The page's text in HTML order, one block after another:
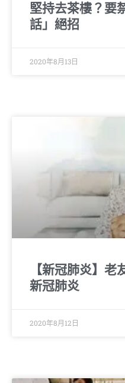
堅持去茶樓？要
話」絕招
2020年8月13日
【新冠肺炎】老
新冠肺炎
2020年8月12日